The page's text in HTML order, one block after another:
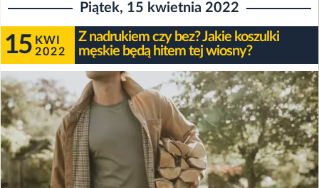
Piątek, 15 kwietnia 2022
15 KWI
2022
Z nadrukiem czy bez? Jakie koszulki
męskie będą hitem tej wiosny?